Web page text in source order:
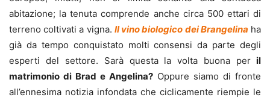
abitazione; la tenuta comprende anche circa 500 ettari di
terreno coltivati a vigna. Il vino biologico dei Brangelina ha
già da tempo conquistato molti consensi da parte degli
esperti del settore. Sarà questa la volta buona per il
matrimonio di Brad e Angelina? Oppure siamo di fronte
all’ennesima notizia infondata che ciclicamente riempie le